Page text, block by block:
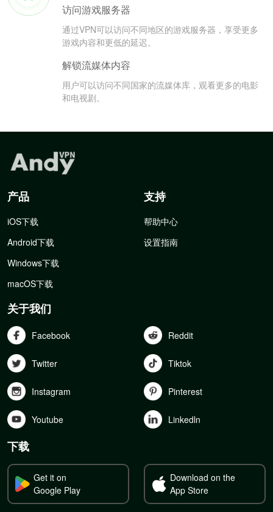
访问游戏服务器
通过VPN可以访问不同地区的游戏服务器，享受更多
游戏内容和更低的延迟。
解锁流媒体内容
用户可以访问不同国家的流媒体库，观看更多的电影
和电视剧。
产品
iOS下载
Android下载
Windows下载
macOS下载
支持
帮助中心
设置指南
关于我们
Facebook Reddit
Twitter Tiktok
Instagram Pinterest
Youtube Linkedln
下载
Get it on
Google Play
Download on the
App Store